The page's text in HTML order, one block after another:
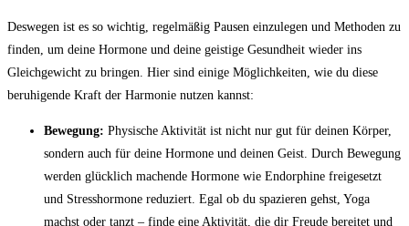
Deswegen ist es so wichtig, regelmäßig Pausen einzulegen und Methoden zu
finden, um deine Hormone und deine geistige Gesundheit wieder ins
Gleichgewicht zu bringen. Hier sind einige Möglichkeiten, wie du diese
beruhigende Kraft der Harmonie nutzen kannst:
Bewegung: Physische Aktivität ist nicht nur gut für deinen Körper,
sondern auch für deine Hormone und deinen Geist. Durch Bewegung
werden glücklich machende Hormone wie Endorphine freigesetzt
und Stresshormone reduziert. Egal ob du spazieren gehst, Yoga
machst oder tanzt – finde eine Aktivität, die dir Freude bereitet und